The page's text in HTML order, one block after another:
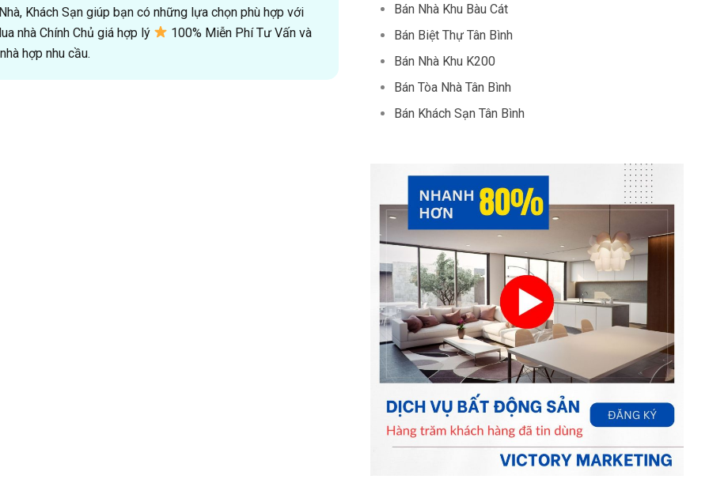
Khách Sạn giúp bạn có những lựa chọn phù hợp với
nhà Chính Chủ giá hợp lý
100% Miễn Phí Tư Vấn và
hợp nhu cầu.
Bán Nhà Khu Bàu Cát
Bán Biệt Thự Tân Bình
Bán Nhà Khu K200
Bán Tòa Nhà Tân Bình
Bán Khách Sạn Tân Bình